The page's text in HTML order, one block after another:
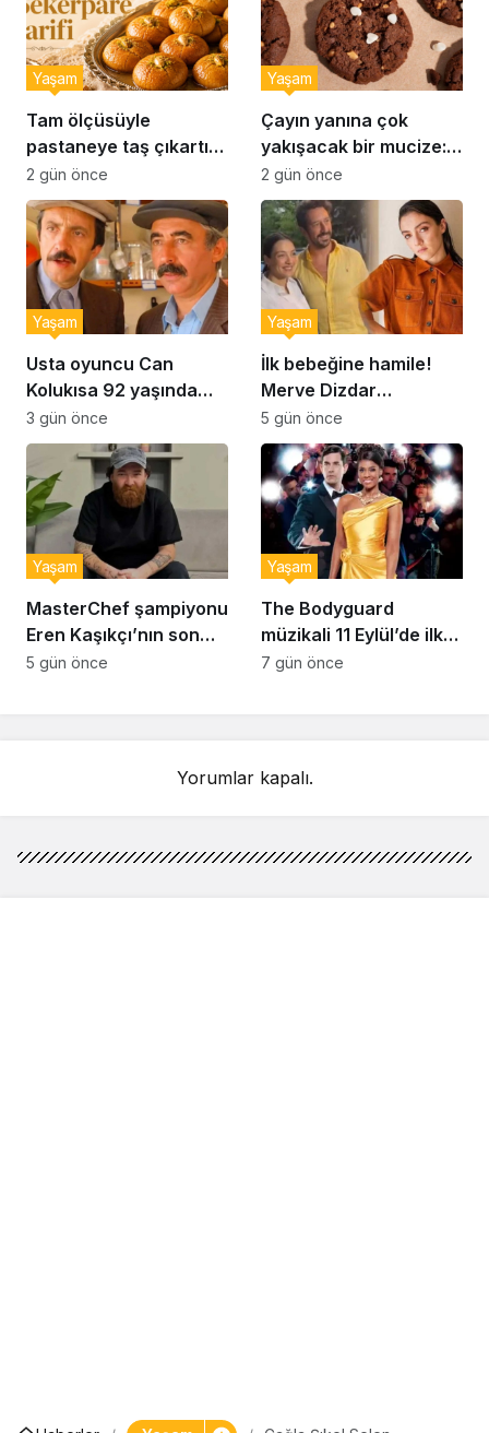
Tam ölçüsüyle
pastaneye taş çıkartır:
Şekerpare tarifi
Yaşam
2 gün önce
Çayın yanına çok
yakışacak bir mucize:
Brownie tadında ıslak
kurabiye tarifi…
Yaşam
2 gün önce
Usta oyuncu Can
Kolukısa 92 yaşında
hayatını kaybetti
Yaşam
3 gün önce
İlk bebeğine hamile!
Merve Dizdar
sessizliğini bozdu: ‘İsim
bulmak çok zor’
Yaşam
5 gün önce
MasterChef şampiyonu
Eren Kaşıkçı’nın son
anlarındaki kahreden
Yaşam
5 gün önce
The Bodyguard
müzikali 11 Eylül’de ilk
kez Türkiye’de
Yaşam
7 gün önce
Yorumlar kapalı.